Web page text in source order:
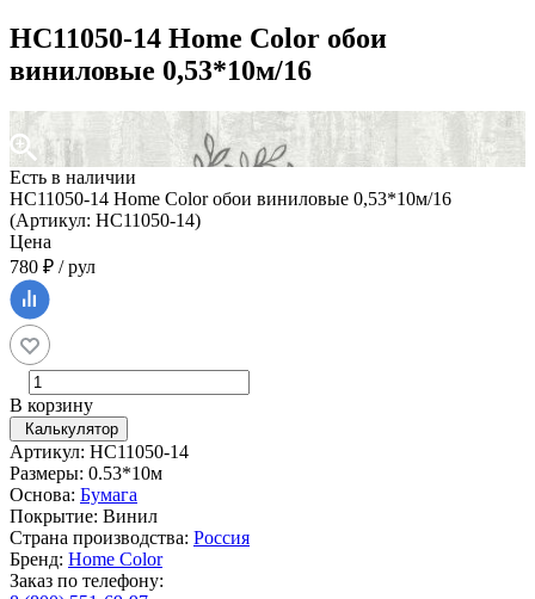
HC11050-14 Home Color обои
виниловые 0,53*10м/16
Есть в наличии
HC11050-14 Home Color обои виниловые 0,53*10м/16
(Артикул: HC11050-14)
Цена
780 ₽ / рул
В корзину
Калькулятор
Артикул: HC11050-14
Размеры: 0.53*10м
Основа: Бумага
Покрытие: Винил
Страна производства: Россия
Бренд: Home Color
Заказ по телефону: